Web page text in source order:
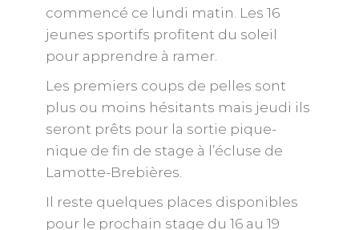
commencé ce lundi matin. Les 16
jeunes sportifs profitent du soleil
pour apprendre à ramer.
Les premiers coups de pelles sont
plus ou moins hésitants mais jeudi ils
seront prêts pour la sortie pique-
nique de fin de stage à l’écluse de
Lamotte-Brebières.
Il reste quelques places disponibles
pour le prochain stage du 16 au 19